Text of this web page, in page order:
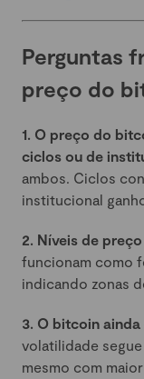
Perguntas
preço do
1. O preço do
ciclos ou de
ambos. Ciclos
institucional
2. Níveis de
funcionam como
indicando zonas
3. O bitcoin
volatilidade
mesmo com